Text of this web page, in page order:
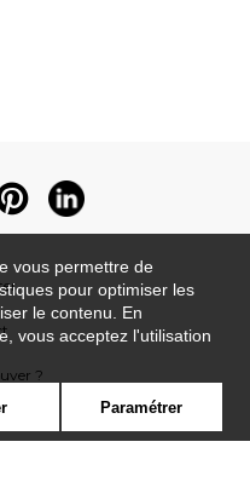
?
vous permettre de
pour optimiser les
le contenu. En
vous acceptez l'utilisation
Paramétrer